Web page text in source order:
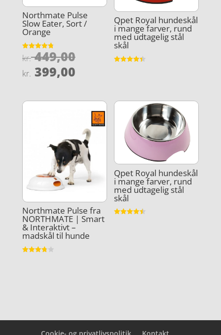
Northmate Pulse
Slow Eater, Sort /
Orange
Vurderet
4.8
kr.449,00Den
oprindelige
kr. 449,00.
kr. 399,00Den
pris
er:
kr. 399,00.
Qpet Royal hundeskål
i mange farver, rund
med udtagelig stål
skål
Northmate Pulse fra
NORTHMATE | Smart
& Interaktivt –
madskål til hunde
Qpet Royal hundeskål
i mange farver, rund
med udtagelig stål
skål